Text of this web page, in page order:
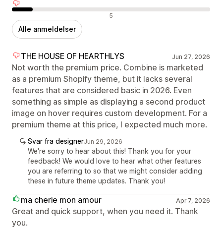
Negative anmeldelser 5
Alle anmeldelser
THE HOUSE OF HEARTHLYS Jun 27, 2026
Not worth the premium price. Combine is marketed
as a premium Shopify theme, but it lacks several
features that are considered basic in 2026. Even
something as simple as displaying a second product
image on hover requires custom development. For a
premium theme at this price, I expected much more.
Svar fra designerJun 29, 2026
We're sorry to hear about this! Thank you for your
feedback! We would love to hear what other features
you are referring to so that we might consider adding
these in future theme updates. Thank you!
ma cherie mon amour Apr 7, 2026
Great and quick support, when you need it. Thank
you.